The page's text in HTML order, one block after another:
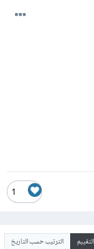
1
الترتيب حسب التاريخ